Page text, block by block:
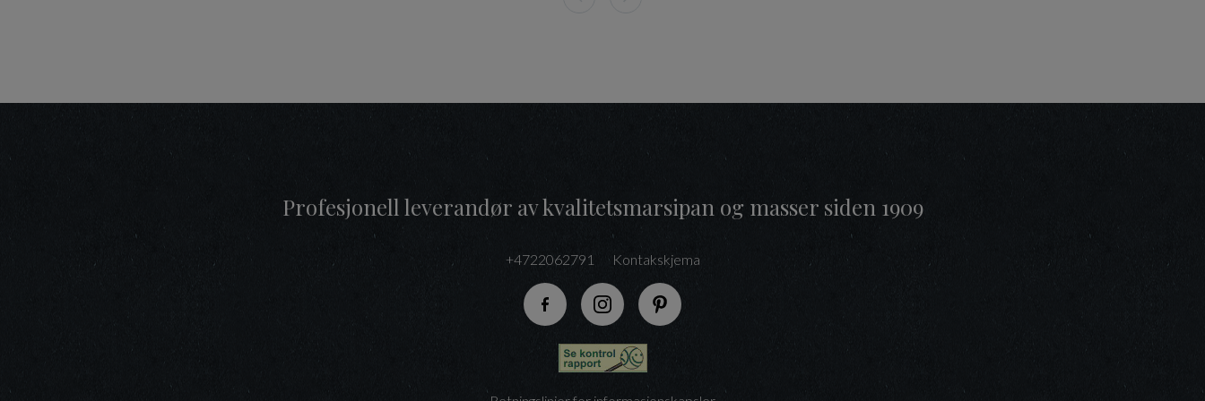
Profesjonell leverandør av kvalitetsmarsipan og masser siden 1909
+4722062791 Kontakskjema
Følg oss på Facebook
Følg oss på Instagram
Følg oss på Pinterest